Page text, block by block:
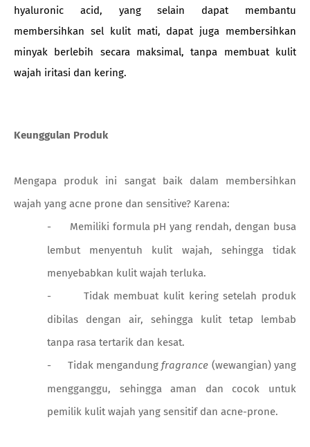
hyaluronic acid, yang selain dapat membantu
membersihkan sel kulit mati, dapat juga membersihkan
minyak berlebih secara maksimal, tanpa membuat kulit
wajah iritasi dan kering.
Keunggulan Produk
Mengapa produk ini sangat baik dalam membersihkan
wajah yang acne prone dan sensitive? Karena:
-
Memiliki formula pH yang rendah, dengan busa
lembut menyentuh kulit wajah, sehingga tidak
menyebabkan kulit wajah terluka.
-
Tidak membuat kulit kering setelah produk
dibilas dengan air, sehingga kulit tetap lembab
tanpa rasa tertarik dan kesat.
-
Tidak mengandungfragrance (wewangian) yang
mengganggu, sehingga aman dan cocok untuk
pemilik kulit wajah yang sensitif dan acne-prone.